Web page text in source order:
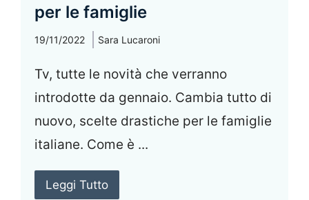
per le famiglie
19/11/2022 Sara Lucaroni
Tv, tutte le novità che verranno
introdotte da gennaio. Cambia tutto di
nuovo, scelte drastiche per le famiglie
italiane. Come è ...
Leggi Tutto